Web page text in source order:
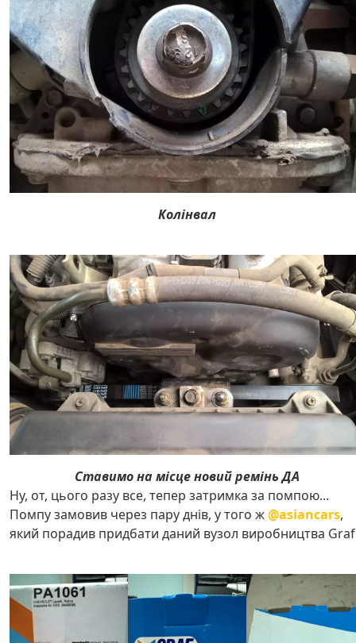
Колінвал
Ставимо на місце новий ремінь ДА
Ну, от, цього разу все, тепер затримка за помпою...
Помпу замовив через пару днів, у того ж@asiancars,
який порадив придбати даний вузол виробництва